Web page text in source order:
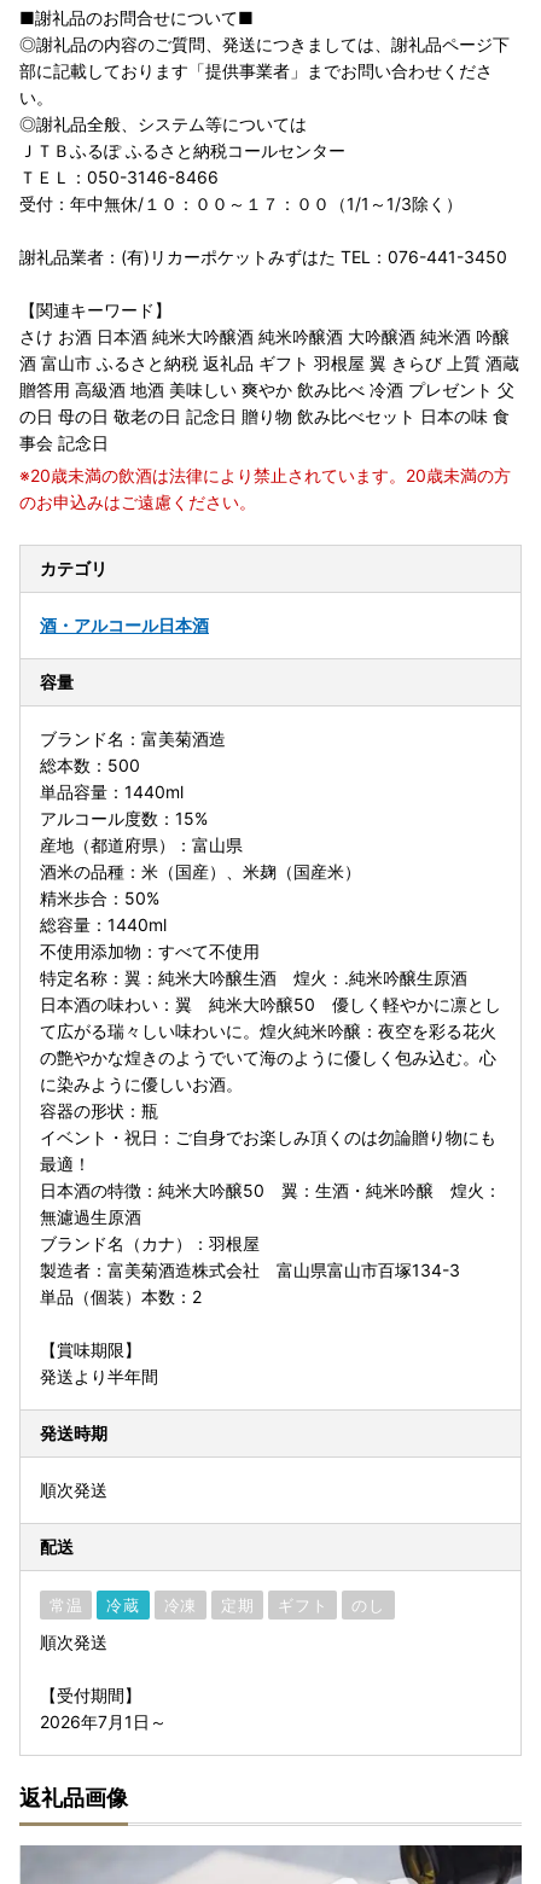
■謝礼品のお問合せについて■
◎謝礼品の内容のご質問、発送につきましては、謝礼品ページ下
部に記載しております「提供事業者」までお問い合わせくださ
い。
◎謝礼品全般、システム等については
ＪＴＢふるぽ ふるさと納税コールセンター
ＴＥＬ：050-3146-8466
受付：年中無休/１０：００～１７：００（1/1～1/3除く）
謝礼品業者：(有)リカーポケットみずはた TEL：076-441-3450
【関連キーワード】
さけ お酒 日本酒 純米大吟醸酒 純米吟醸酒 大吟醸酒 純米酒 吟醸
酒 富山市 ふるさと納税 返礼品 ギフト 羽根屋 翼 きらび 上質 酒蔵
贈答用 高級酒 地酒 美味しい 爽やか 飲み比べ 冷酒 プレゼント 父
の日 母の日 敬老の日 記念日 贈り物 飲み比べセット 日本の味 食
事会 記念日
※20歳未満の飲酒は法律により禁止されています。20歳未満の方
のお申込みはご遠慮ください。
カテゴリ
酒・アルコール日本酒
容量
ブランド名：富美菊酒造
総本数：500
単品容量：1440ml
アルコール度数：15%
産地（都道府県）：富山県
酒米の品種：米（国産）、米麹（国産米）
精米歩合：50%
総容量：1440ml
不使用添加物：すべて不使用
特定名称：翼：純米大吟醸生酒 煌火：.純米吟醸生原酒
日本酒の味わい：翼 純米大吟醸50 優しく軽やかに凛とし
て広がる瑞々しい味わいに。煌火純米吟醸：夜空を彩る花火
の艶やかな煌きのようでいて海のように優しく包み込む。心
に染みように優しいお酒。
容器の形状：瓶
イベント・祝日：ご自身でお楽しみ頂くのは勿論贈り物にも
最適！
日本酒の特徴：純米大吟醸50 翼：生酒・純米吟醸 煌火：
無濾過生原酒
ブランド名（カナ）：羽根屋
製造者：富美菊酒造株式会社 富山県富山市百塚134-3
単品（個装）本数：2
【賞味期限】
発送より半年間
発送時期
順次発送
配送
常温 冷蔵 冷凍 定期 ギフト のし
順次発送
【受付期間】
2026年7月1日～
返礼品画像